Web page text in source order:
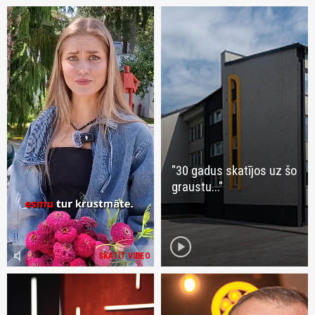
SKATĪT VIDEO
volume_mute
"30 gadus skatījos uz šo
graustu..."
play_circle